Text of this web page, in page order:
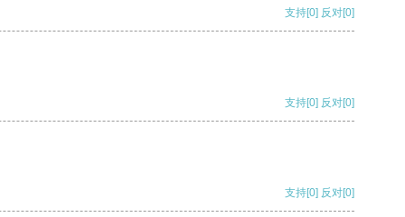
支持[0] 反对[0]
支持[0] 反对[0]
支持[0] 反对[0]